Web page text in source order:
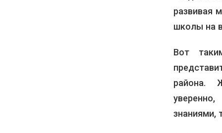
развивая
школы на
Вот
района.
знаниями,